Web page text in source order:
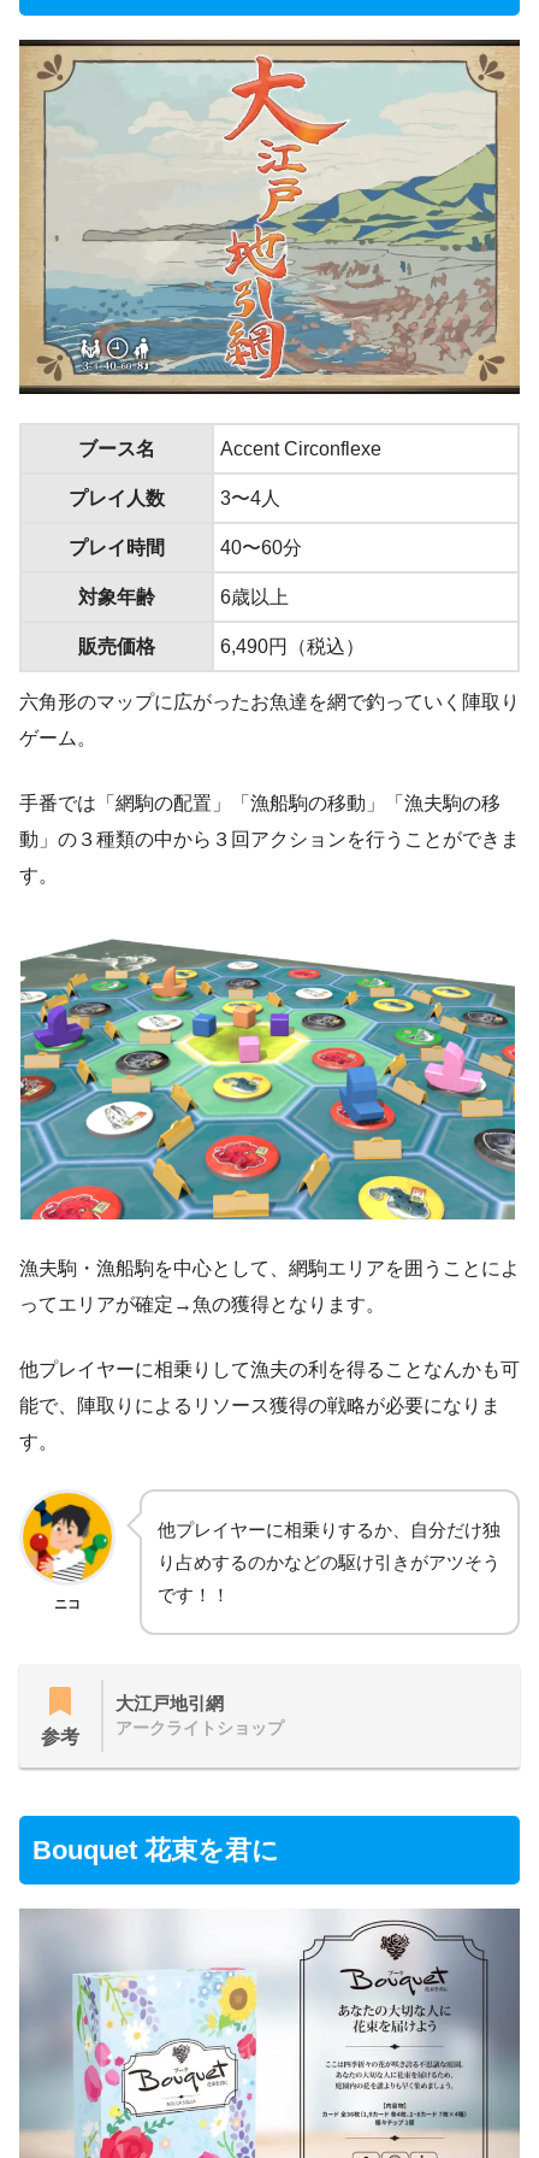
ブース名 Accent Circonflexe
プレイ人数 3〜4人
プレイ時間 40〜60分
対象年齢 6歳以上
販売価格 6,490円（税込）
六角形のマップに広がったお魚達を網で釣っていく陣取り
ゲーム。
手番では「網駒の配置」「漁船駒の移動」「漁夫駒の移
動」の３種類の中から３回アクションを行うことができま
す。
漁夫駒・漁船駒を中心として、網駒エリアを囲うことによ
ってエリアが確定→魚の獲得となります。
他プレイヤーに相乗りして漁夫の利を得ることなんかも可
能で、陣取りによるリソース獲得の戦略が必要になりま
す。
ニコ
他プレイヤーに相乗りするか、自分だけ独
り占めするのかなどの駆け引きがアツそう
です！！
参考
大江戸地引網
アークライトショップ
Bouquet 花束を君に